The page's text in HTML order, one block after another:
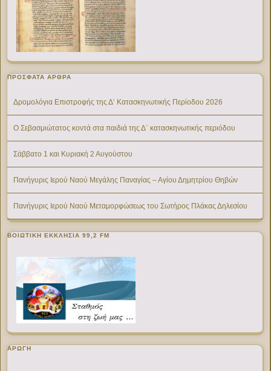
ΠΡΌΣΦΑΤΑ ΆΡΘΡΑ
Δρομολόγια Επιστροφής της Δ’ Κατασκηνωτικής Περίοδου 2026
Ο Σεβασμιώτατος κοντά στα παιδιά της Δ΄ κατασκηνωτικής περιόδου
Σάββατο 1 και Κυριακή 2 Αυγούστου
Πανήγυρις Ιερού Ναού Μεγάλης Παναγίας – Αγίου Δημητρίου Θηβών
Πανήγυρις Ιερού Ναού Μεταμορφώσεως του Σωτήρος Πλάκας Δηλεσίου
ΒΟΙΩΤΙΚΉ ΕΚΚΛΗΣΊΑ 99,2 FM
ΑΡΩΓΗ